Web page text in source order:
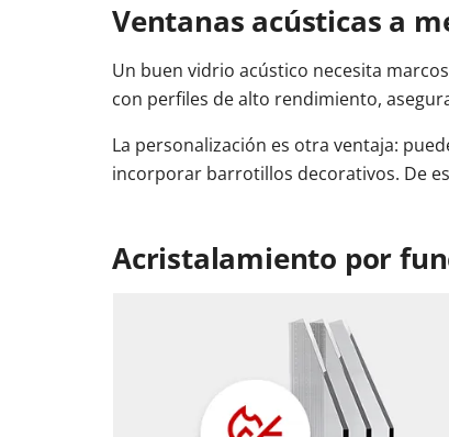
Ventanas acústicas a
Un buen vidrio acústico necesita
con perfiles de alto rendimiento,
La personalización es otra ventaja:
incorporar barrotillos decorativos. De
Acristalamiento por